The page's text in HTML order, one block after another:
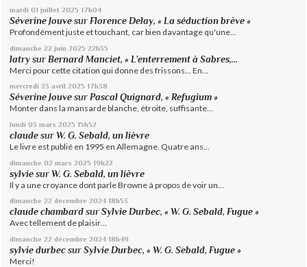
mardi 01 juillet 2025 17h04
Séverine Jouve surFlorence Delay, « La séduction brève »
Profondément juste et touchant, car bien davantage qu'une...
dimanche 22 juin 2025 22h35
latry surBernard Manciet, « L’enterrement à Sabres,...
Merci pour cette citation qui donne des frissons... En...
mercredi 23 avril 2025 17h38
Séverine Jouve surPascal Quignard, « Refugium »
Monter dans la mansarde blanche, étroite, suffisante...
lundi 03 mars 2025 15h52
claude surW. G. Sebald, un lièvre
Le livre est publié en 1995 en Allemagne. Quatre ans...
dimanche 02 mars 2025 19h22
sylvie surW. G. Sebald, un lièvre
Il y a une croyance dont parle Browne à propos de voir un...
dimanche 22 décembre 2024 18h53
claude chambard surSylvie Durbec, « W. G. Sebald, Fugue »
Avec tellement de plaisir…
dimanche 22 décembre 2024 18h49
sylvie durbec surSylvie Durbec, « W. G. Sebald, Fugue »
Merci!